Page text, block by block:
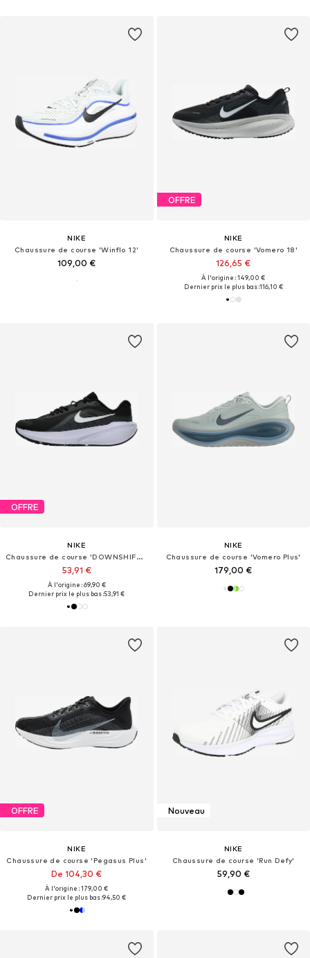
NIKE
Chaussure de course 'Winflo 12'
109,00 €
OFFRE
NIKE
Chaussure de course 'Vomero 18'
126,65 €
À l'origine : 149,00 €
Dernier prix le plus bas :116,10 €
OFFRE
NIKE
Chaussure de course 'DOWNSHIFTER 14'
53,91 €
À l'origine : 69,90 €
Dernier prix le plus bas :53,91 €
NIKE
Chaussure de course 'Vomero Plus'
179,00 €
OFFRE
NIKE
Chaussure de course 'Pegasus Plus'
De 104,30 €
À l'origine : 179,00 €
Dernier prix le plus bas :94,50 €
Nouveau
NIKE
Chaussure de course 'Run Defy'
59,90 €